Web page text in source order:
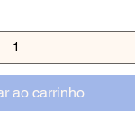
ao carrinho